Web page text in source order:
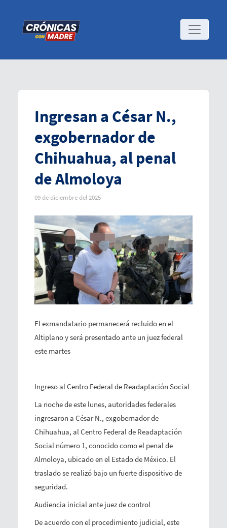
Ingresan a César N.,
exgobernador de
Chihuahua, al penal
de Almoloya
09 de diciembre del 2025
El exmandatario permanecerá recluido en el
Altiplano y será presentado ante un juez federal
este martes
Ingreso al Centro Federal de Readaptación Social
La noche de este lunes, autoridades federales
ingresaron a César N., exgobernador de
Chihuahua, al Centro Federal de Readaptación
Social número 1, conocido como el penal de
Almoloya, ubicado en el Estado de México. El
traslado se realizó bajo un fuerte dispositivo de
seguridad.
Audiencia inicial ante juez de control
De acuerdo con el procedimiento judicial, este